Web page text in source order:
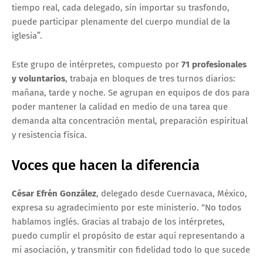
tiempo real, cada delegado, sin importar su trasfondo,
puede participar plenamente del cuerpo mundial de la
iglesia”.
Este grupo de intérpretes, compuesto por 71 profesionales
y voluntarios, trabaja en bloques de tres turnos diarios:
mañana, tarde y noche. Se agrupan en equipos de dos para
poder mantener la calidad en medio de una tarea que
demanda alta concentración mental, preparación espiritual
y resistencia física.
Voces que hacen la diferencia
César Efrén González, delegado desde Cuernavaca, México,
expresa su agradecimiento por este ministerio. “No todos
hablamos inglés. Gracias al trabajo de los intérpretes,
puedo cumplir el propósito de estar aquí representando a
mi asociación, y transmitir con fidelidad todo lo que sucede